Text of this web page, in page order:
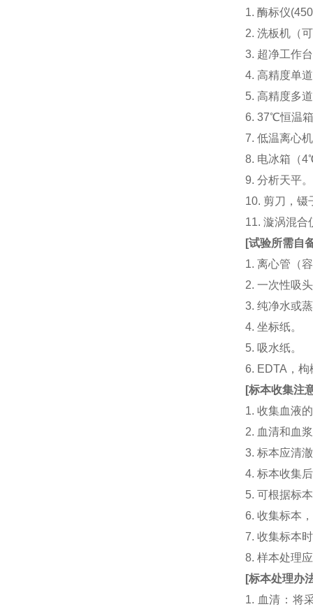
1. 酶标仪
2. 洗板机（
3. 超净工作
4. 高精度单
5. 高精度多
6. 37℃恒温
7. 低温离心
8. 电冰箱（
9. 分析天平。
10. 剪刀，镊
11. 漩涡混
[试验所需自
1. 离心管（
2. 一次性吸
3. 纯净水或
4. 坐标纸。
5. 吸水纸。
6. EDTA，
[标本收集注
1. 收集血液
2. 血清和血
3. 标本应清
4. 标本收集
5. 可根据标
6. 收集标本
7. 收集标本
8. 样本处理
[标本处理办
1. 血清：将